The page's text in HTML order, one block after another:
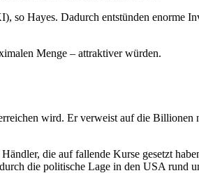
Hayes. Dadurch entstünden enorme
Menge – attraktiver würden.
wird. Er verweist auf die Billionen
die auf fallende Kurse gesetzt
die politische Lage in den USA rund